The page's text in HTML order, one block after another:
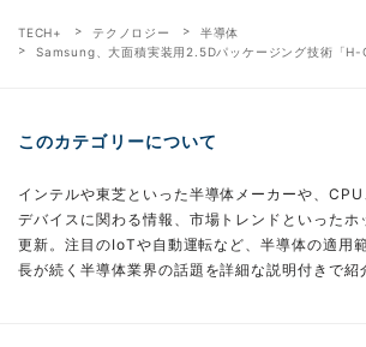
TECH+ テクノロジー
半導体
Samsung、大面積実装用2.5Dパッケージング技術「
このカテゴリーについて
インテルや東芝といった半導体メーカーや、
デバイスに関わる情報、市場トレンドといったホ
更新。注目のIoTや自動運転など、半導体の適用
長が続く半導体業界の話題を詳細な説明付きで紹